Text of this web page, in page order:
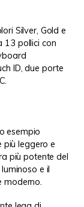
Silver, Gold e
13 pollici con
ID, due porte
esempio
più leggero e
più potente del
e il
moderno.